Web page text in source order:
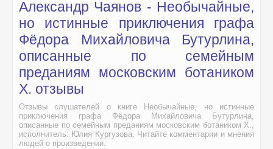
Александр Чаянов - Необычайные,
но истинные приключения графа
Фёдора Михайловича Бутурлина,
описанные по семейным
преданиям московским ботаником
Х. отзывы
Отзывы слушателей о книге Необычайные, но истинные
приключения графа Фёдора Михайловича Бутурлина,
описанные по семейным преданиям московским ботаником Х.,
исполнитель: Юлия Кургузова. Читайте комментарии и мнения
людей о произведении.